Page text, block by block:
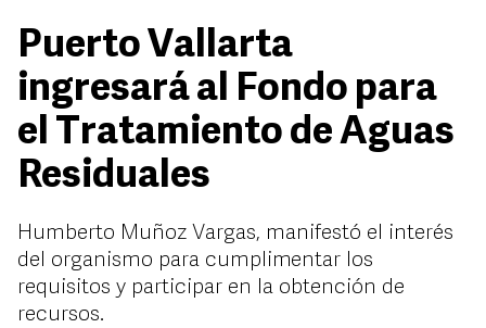
Puerto Vallarta
ingresará al Fondo para
el Tratamiento de Aguas
Residuales
Humberto Muñoz Vargas, manifestó el interés
del organismo para cumplimentar los
requisitos y participar en la obtención de
recursos.